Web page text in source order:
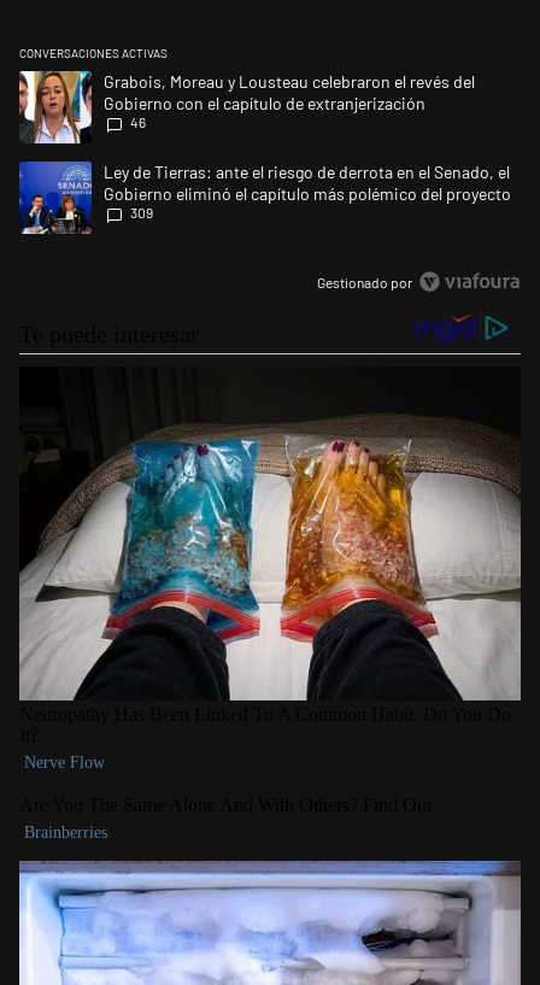
CONVERSACIONES ACTIVAS
Este listado muestra los artículos con más comentarios en los últimos
Un artículo de tendencia con el título "Grabois, Moreau y Lousteau
Grabois, Moreau y Lousteau celebraron el revés del
Gobierno con el capítulo de extranjerización
46
Un artículo de tendencia con el título "Ley de Tierras: ante el riesgo
Ley de Tierras: ante el riesgo de derrota en el Senado, el
Gobierno eliminó el capítulo más polémico del proyecto
309
Gestionado por